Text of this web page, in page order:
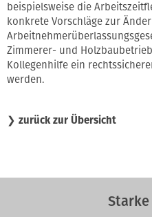
beispielsweise die
konkrete Vorschläge zur
Zimmerer- und
Kollegenhilfe ein
werden.
❯ zurück zur Übersicht
Starke